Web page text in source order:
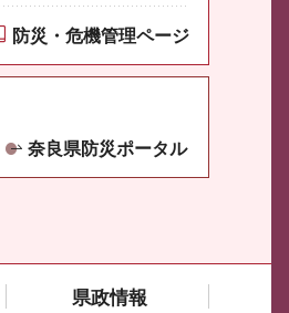
防災・危機管理ページ
奈良県防災ポータル
県政情報